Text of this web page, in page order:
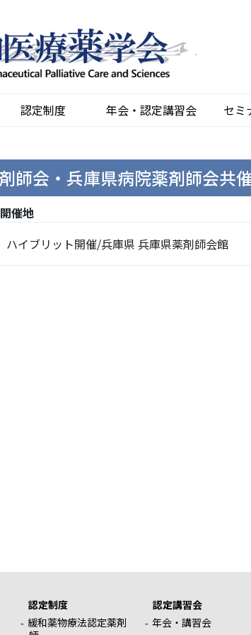
認定制度 年会・認定講習会 セミ
師会・兵庫県病院薬剤師会共
開催地
ハイブリット開催/兵庫県 兵庫県薬剤師会館
認定制度
緩和薬物療法認定薬剤
認定講習会
年会・講習会